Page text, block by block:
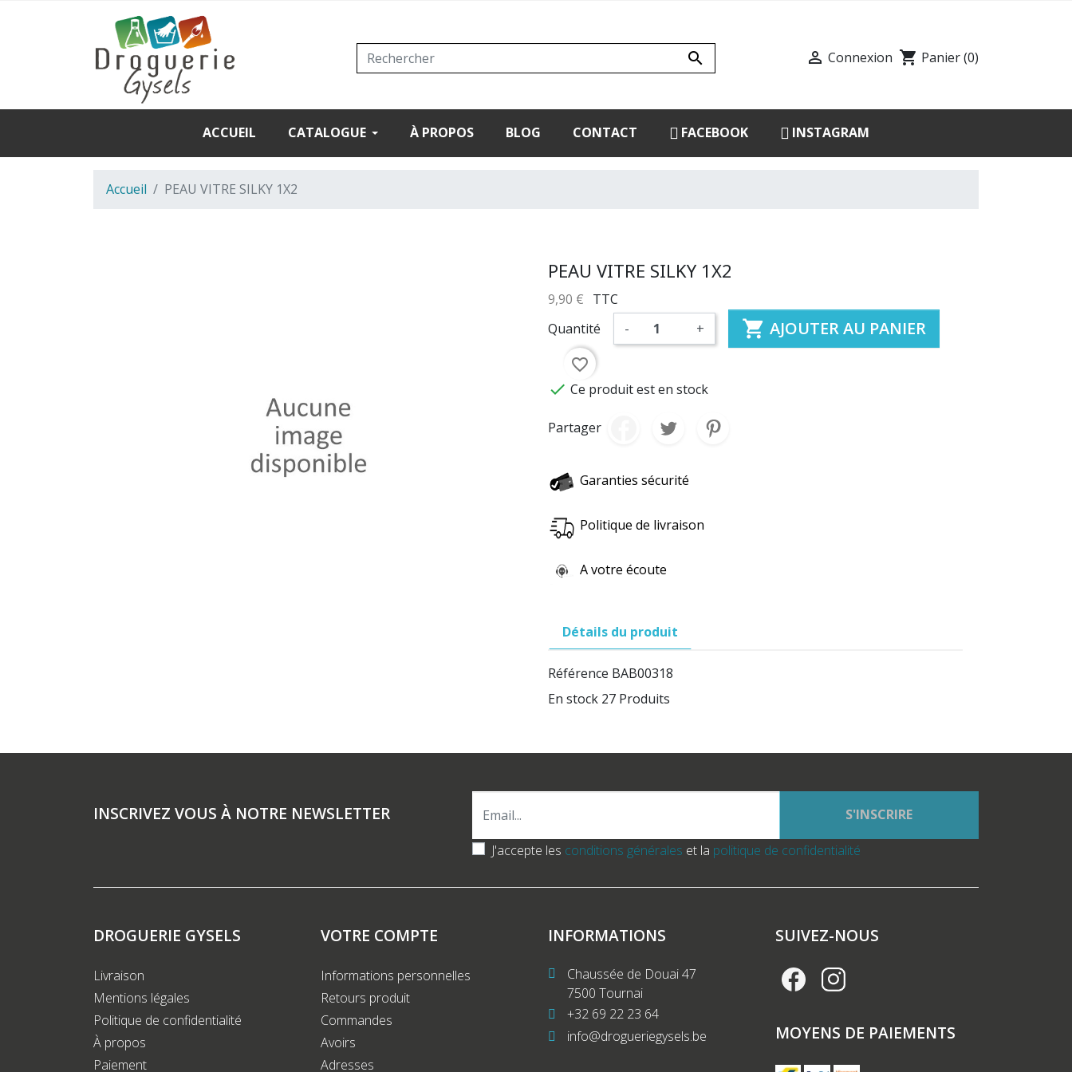
  Connexion shopping_cart Panier(0)
ACCUEIL CATALOGUE À PROPOS BLOG CONTACT FACEBOOK INSTAGRAM
Accueil PEAU VITRE SILKY 1X2
PEAU VITRE SILKY 1X2
9,90 € TTC
Quantité
- +  AJOUTER AU PANIER
favorite_border
 Ce produit est en stock
Partager
Garanties sécurité
Politique de livraison
A votre écoute
Détails du produit
Référence BAB00318
En stock 27 Produits
INSCRIVEZ VOUS À NOTRE NEWSLETTER S'INSCRIRE
J'accepte les conditions générales et la politique de confidentialité
DROGUERIE GYSELS
Livraison
Mentions légales
Politique de confidentialité
À propos
Paiement
VOTRE COMPTE
Informations personnelles
Retours produit
Commandes
Avoirs
Adresses
INFORMATIONS
Chaussée de Douai 47
7500 Tournai
+32 69 22 23 64
info@drogueriegysels.be
SUIVEZ-NOUS
MOYENS DE PAIEMENTS